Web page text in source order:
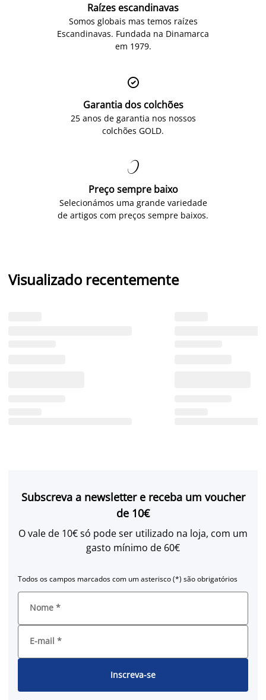
Raízes escandinavas
Somos globais mas temos raízes
Escandinavas. Fundada na Dinamarca
em 1979.

Garantia dos colchões
25 anos de garantia nos nossos
colchões GOLD.

Preço sempre baixo
Selecionámos uma grande variedade
de artigos com preços sempre baixos.
Visualizado recentemente
Subscreva a newsletter e receba um voucher
de 10€
O vale de 10€ só pode ser utilizado na loja, com um
gasto mínimo de 60€
Todos os campos marcados com um asterisco (*) são obrigatórios
Nome *
E-mail *
Inscreva-se